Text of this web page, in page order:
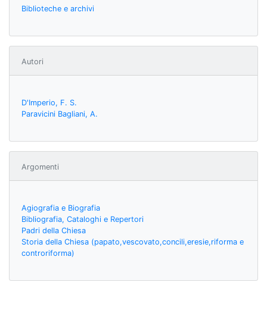
Biblioteche e archivi
Autori
D'Imperio, F. S.
Paravicini Bagliani, A.
Argomenti
Agiografia e Biografia
Bibliografia, Cataloghi e Repertori
Padri della Chiesa
Storia della Chiesa (papato,vescovato,concili,eresie,riforma e
controriforma)